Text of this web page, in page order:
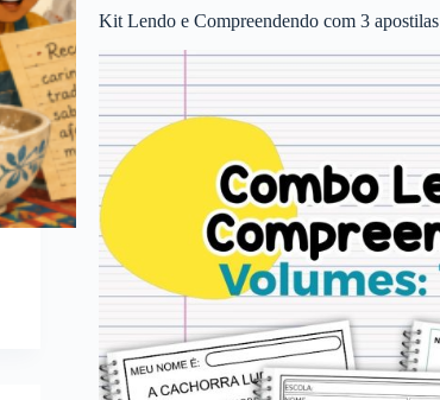
Kit Lendo e Compreendendo com 3 apostilas